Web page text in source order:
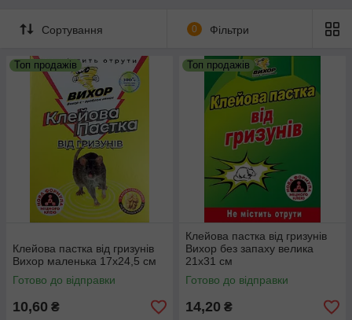
Сортування 0 Фільтри
Топ продажів
Клейова пастка від гризунів
Вихор маленька 17х24,5 см
Готово до відправки
10,60 ₴
Топ продажів
Клейова пастка від гризунів
Вихор без запаху велика
21х31 см
Готово до відправки
14,20 ₴